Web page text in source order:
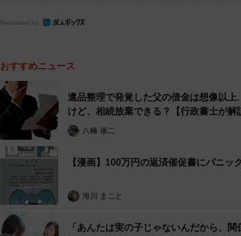
Sponsored by
おすすめニュース
遺品整理で発覚した父の借金は想像以
けど、相続放棄できる？【行政書士が解
八幡 康二
【漫画】100万円の返済催促書にパニッ
海川 まこと
「あんたは実の子じゃないんだから、